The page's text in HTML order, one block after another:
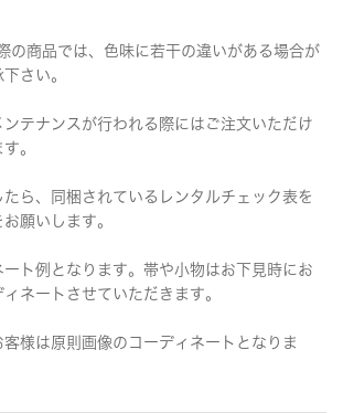
の商品では、色味に若干の違いがある場合が
さい。
テナンスが行われる際にはご注文いただけ
。
ら、同梱されているレンタルチェック表を
願いします。
ト例となります。帯や小物はお下見時にお
ネートさせていただきます。
様は原則画像のコーディネートとなりま